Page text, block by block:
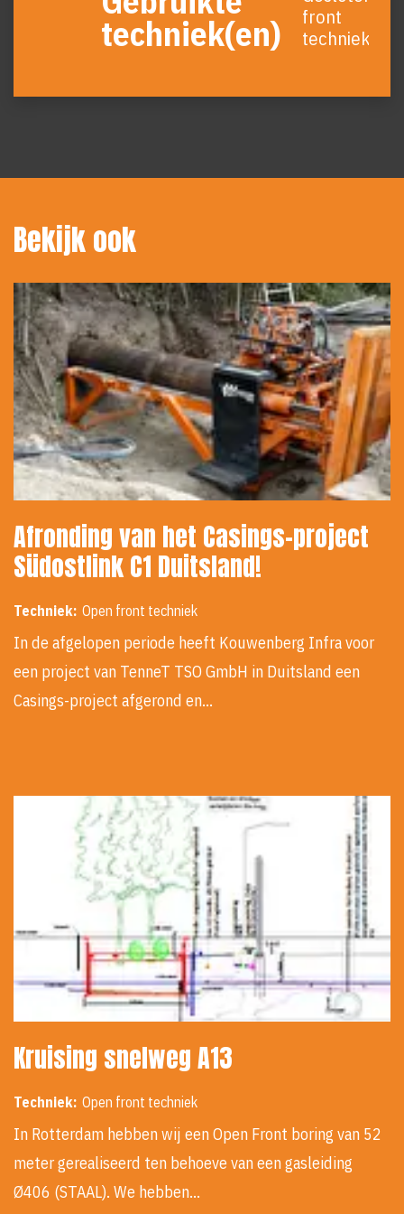
techniek(en)
front
techniek
Bekijk ook
Afronding van het Casings-project
Südostlink C1 Duitsland!
Techniek: Open front techniek
In de afgelopen periode heeft Kouwenberg Infra voor
een project van TenneT TSO GmbH in Duitsland een
Casings-project afgerond en…
Kruising snelweg A13
Techniek: Open front techniek
In Rotterdam hebben wij een Open Front boring van 52
meter gerealiseerd ten behoeve van een gasleiding
Ø406 (STAAL). We hebben…